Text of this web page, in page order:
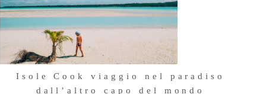
Isole Cook viaggio nel paradiso
dall’altro capo del mondo